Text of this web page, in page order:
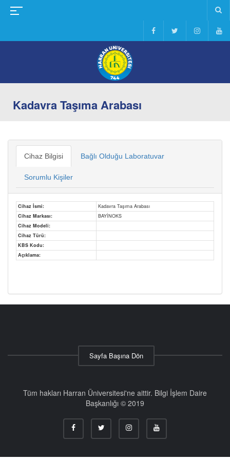
Kadavra Taşıma Arabası
Cihaz Bilgisi Bağlı Olduğu Laboratuvar
Sorumlu Kişiler
Cihaz İsmi:
Kadavra Taşıma Arabası
Cihaz Markası:
BAYİNOKS
Cihaz Modeli:
Cihaz Türü:
KBS Kodu:
Açıklama:
Sayfa Başına Dön
Tüm hakları Harran Üniversitesi'ne aittir. Bilgi İşlem Daire
Başkanlığı © 2019